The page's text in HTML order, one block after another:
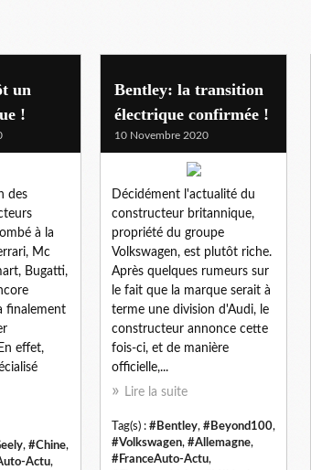
un
!
des
à la
Mc
Bugatti,
finalement
effet,
, #Chine,
Actu,
Bentley: la transition
électrique confirmée !
10 Novembre 2020
Décidément l'actualité du
constructeur britannique,
propriété du groupe
Volkswagen, est plutôt riche.
Après quelques rumeurs sur
le fait que la marque serait à
terme une division d'Audi, le
constructeur annonce cette
fois-ci, et de manière
officielle,...
Lire la suite
Tag(s) : #Bentley, #Beyond100,
#Volkswagen, #Allemagne,
#FranceAuto-Actu,